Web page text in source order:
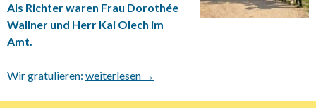
Als Richter waren Frau Dorothée
Wallner und Herr Kai Olech im
Amt.
Wir gratulieren: 19.07.2021 Reitstall Feelener Hecken
weiterlesen →